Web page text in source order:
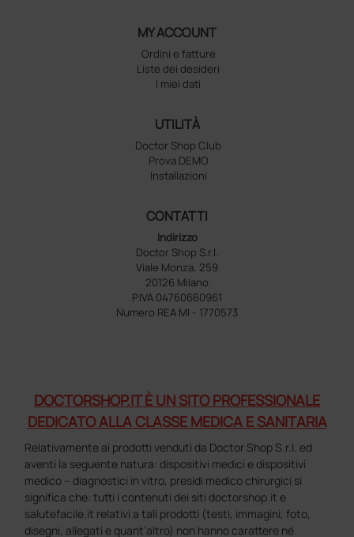
MY ACCOUNT
Ordini e fatture
Liste dei desideri
I miei dati
UTILITÀ
Doctor Shop Club
Prova DEMO
Installazioni
CONTATTI
Indirizzo
Doctor Shop S.r.l.
Viale Monza, 259
20126 Milano
P.IVA 04760660961
Numero REA MI - 1770573
DOCTORSHOP.IT È UN SITO PROFESSIONALE
DEDICATO ALLA CLASSE MEDICA E SANITARIA
Relativamente ai prodotti venduti da Doctor Shop S.r.l. ed
aventi la seguente natura: dispositivi medici e dispositivi
medico – diagnostici in vitro, presidi medico chirurgici si
significa che: tutti i contenuti dei siti doctorshop.it e
salutefacile.it relativi a tali prodotti (testi, immagini, foto,
disegni, allegati e quant’altro) non hanno carattere né